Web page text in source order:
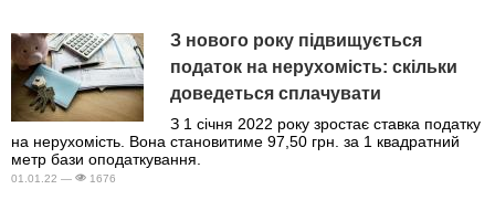
З нового року підвищується
податок на нерухомість: скільки
доведеться сплачувати
З 1 січня 2022 року зростає ставка податку
на нерухомість. Вона становитиме 97,50 грн. за 1 квадратний
метр бази оподаткування.
01.01.22 — 1676